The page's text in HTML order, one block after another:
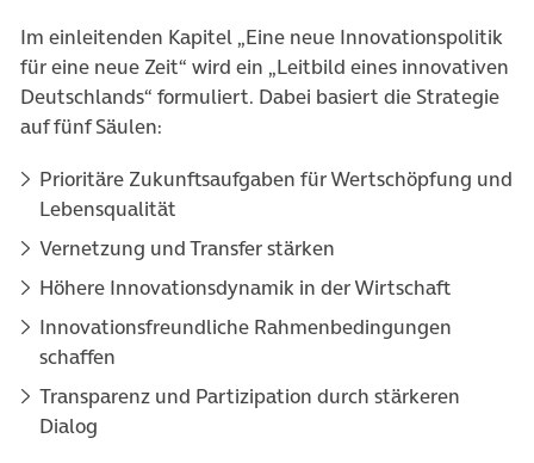
Im einleitenden Kapitel „Eine neue Innovationspolitik
für eine neue Zeit“ wird ein „Leitbild eines innovativen
Deutschlands“ formuliert. Dabei basiert die Strategie
auf fünf Säulen:
Prioritäre Zukunftsaufgaben für Wertschöpfung und
Lebensqualität
Vernetzung und Transfer stärken
Höhere Innovationsdynamik in der Wirtschaft
Innovationsfreundliche Rahmenbedingungen
schaffen
Transparenz und Partizipation durch stärkeren
Dialog